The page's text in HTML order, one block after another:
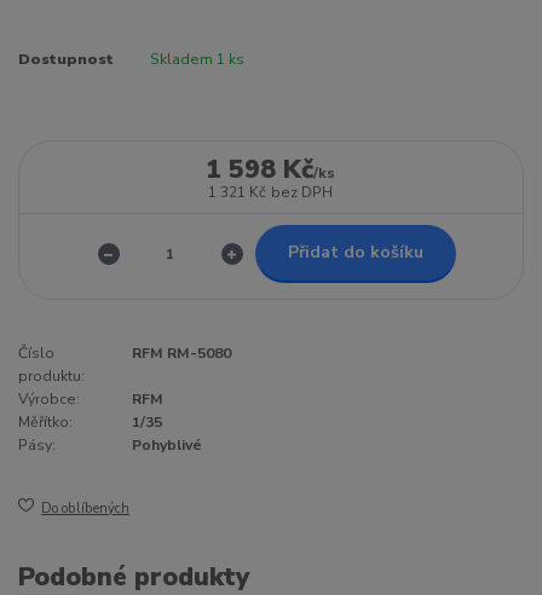
Dostupnost Skladem 1 ks
1 598 Kč/ks
1 321 Kč bez DPH
Přidat do košíku
Číslo
produktu:
RFM RM-5080
Výrobce:
RFM
Měřítko:
1/35
Pásy:
Pohyblivé
Do oblíbených
Podobné produkty